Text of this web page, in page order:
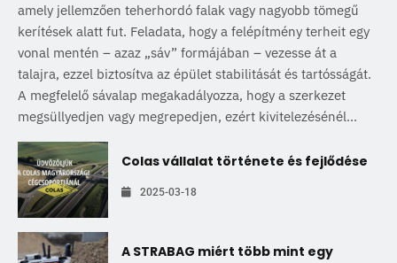
amely jellemzően teherhordó falak vagy nagyobb tömegű
kerítések alatt fut. Feladata, hogy a felépítmény terheit egy
vonal mentén – azaz „sáv” formájában – vezesse át a
talajra, ezzel biztosítva az épület stabilitását és tartósságát.
A megfelelő sávalap megakadályozza, hogy a szerkezet
megsüllyedjen vagy megrepedjen, ezért kivitelezésénél...
Colas vállalat története és fejlődése
2025-03-18
A STRABAG miért több mint egy